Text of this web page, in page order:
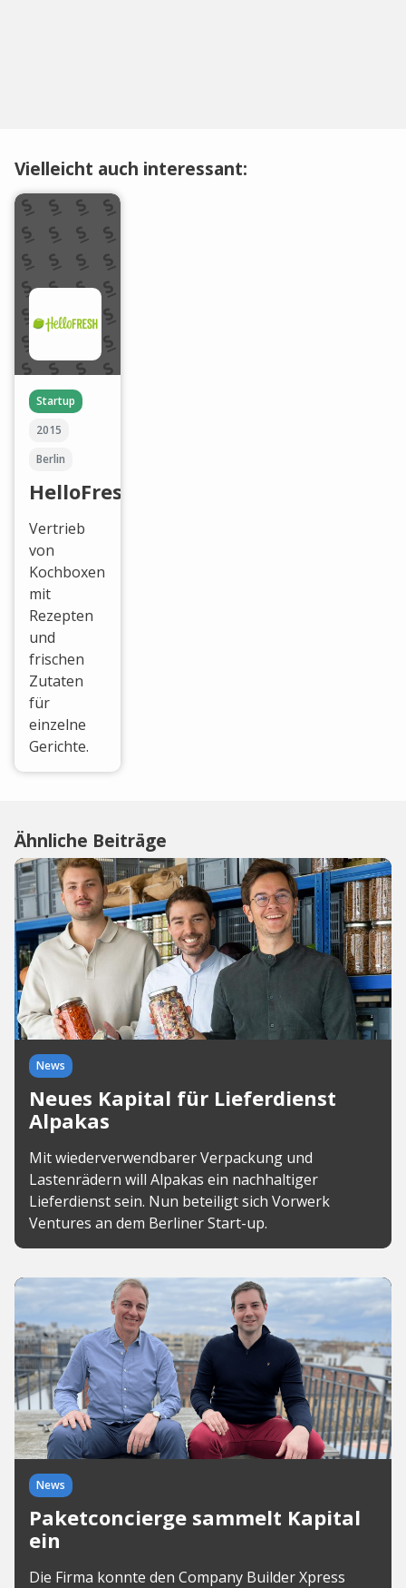
Vielleicht auch interessant:
Startup
2015
Berlin
HelloFresh
Vertrieb
von
Kochboxen
mit
Rezepten
und
frischen
Zutaten
für
einzelne
Gerichte.
Ähnliche Beiträge
News
Neues Kapital für Lieferdienst
Alpakas
Mit wiederverwendbarer Verpackung und
Lastenrädern will Alpakas ein nachhaltiger
Lieferdienst sein. Nun beteiligt sich Vorwerk
Ventures an dem Berliner Start-up.
News
Paketconcierge sammelt Kapital
ein
Die Firma konnte den Company Builder Xpress